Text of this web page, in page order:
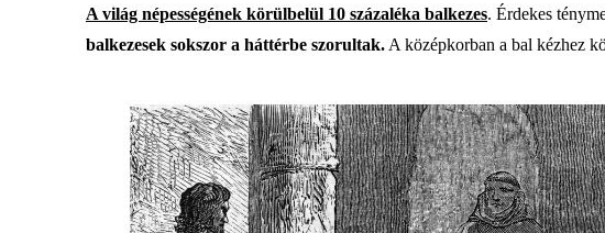
A világ népességének körülbelül 10 százaléka balkezes. Érdekes
balkezesek sokszor a háttérbe szorultak. A középkorban a bal kézhez